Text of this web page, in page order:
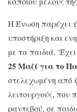
Η Ένωση παρέχει
υποστήριξη και
με τα παιδιά.
25 Μαζί για το
στελεχωμένη από
λειτουργούς, που
ραντεβού, σε